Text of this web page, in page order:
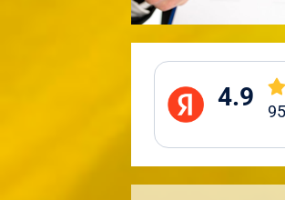
4.9 95